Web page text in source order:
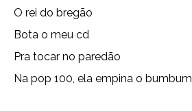
O rei do bregão
Bota o meu cd
Pra tocar no paredão
Na pop 100, ela empina o bumbum